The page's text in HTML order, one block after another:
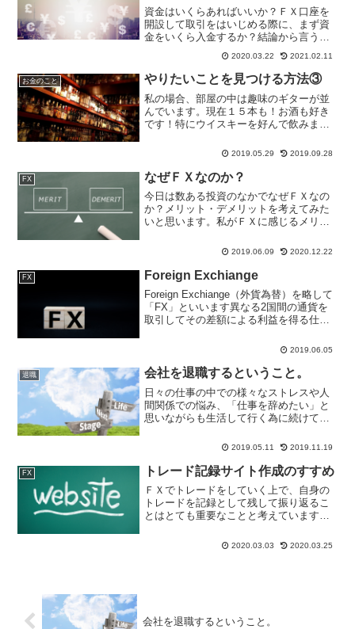
資金はいくらあればいいか？ＦＸ口座を
開設して取引をはいじめる際に、まず資
金をいくら入金するか？結論から言う
と、「１０万円程度から始めることをお
すすめします。」「デモトレード」で練
習すればいいという考え方もあるとは思
いますが、デモはやはりデモ...
2020.03.22 2021.02.11
お金のこと やりたいことを見つける方法③
私の場合、部屋の中は趣味のギターが並
んでいます。現在１５本も！お酒も好き
です！特にウイスキーを好んで飲みま
けるならば、大好きなギターを眺めなが
いいな♪なんて思います（...
2019.05.29 2019.09.28
FX なぜＦＸなのか？
今日は数ある投資のなかでなぜＦＸなの
か？メリット・デメリットを考えてみた
いと思います。私がＦＸに感じるメリッ
異なる2国間の通貨を取引してその差額に
通貨の取引は、世界数...
2019.06.09 2020.12.22
FX Foreign Exchiange
Foreign Exchiange（外貨為替）を略して
「FX」といいます異なる2国間の通貨を
取引してその差額による利益を得る仕組
資は、為替の上下で利益を得る、いわば
た...
2019.06.05
退職 会社を退職するということ。
日々の仕事の中での様々なストレスや人
間関係での悩み、「仕事を辞めたい」と
思いながらも生活して行く為に続けてい
めにする事（お金を稼ぐため）働かなく
して生きて行けたなら.....
2019.05.11 2019.11.19
FX トレード記録サイト作成のすすめ
ＦＸでトレードをしていく上で、自身の
トレードを記録として残して振り返るこ
とはとても重要なことと考えています。
の失敗を繰り返した経験から、特に失敗
2020.03.03 2020.03.25
会社を退職するということ。